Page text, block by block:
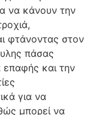
να κάνουν την
φτάνοντας στον
πάσας
επαφής και την
για να
μπορεί να